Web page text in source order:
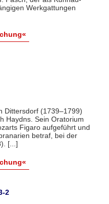
Werkgattungen
Dittersdorf (1739–1799)
Haydns. Sein Oratorium
Figaro aufgeführt und
betraf, bei der
[...]
2